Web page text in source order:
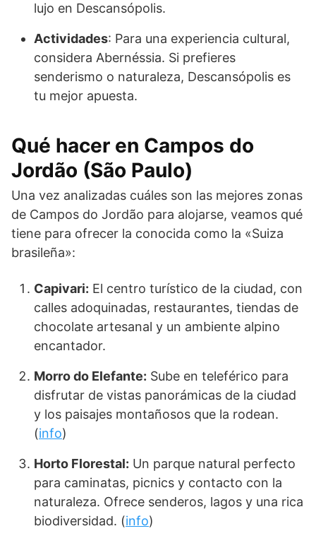
lujo en Descansópolis.
Actividades: Para una experiencia cultural,
considera Abernéssia. Si prefieres
senderismo o naturaleza, Descansópolis es
tu mejor apuesta.
Qué hacer en Campos do
Jordão (São Paulo)
Una vez analizadas cuáles son las mejores zonas
de Campos do Jordão para alojarse, veamos qué
tiene para ofrecer la conocida como la «Suiza
brasileña»:
Capivari: El centro turístico de la ciudad, con
calles adoquinadas, restaurantes, tiendas de
chocolate artesanal y un ambiente alpino
encantador.
Morro do Elefante: Sube en teleférico para
disfrutar de vistas panorámicas de la ciudad
y los paisajes montañosos que la rodean.
(info)
Horto Florestal: Un parque natural perfecto
para caminatas, picnics y contacto con la
naturaleza. Ofrece senderos, lagos y una rica
biodiversidad. (info)